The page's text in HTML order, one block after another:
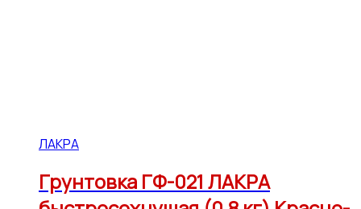
ЛАКРА
Грунтовка ГФ-021 ЛАКРА